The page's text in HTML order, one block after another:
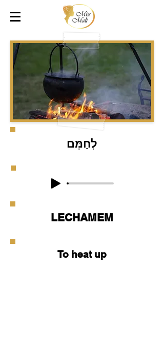
לְחַמֵּם
LECHAMEM
To heat up